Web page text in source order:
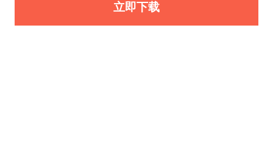
立即下载